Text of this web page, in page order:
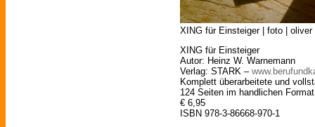
XING für Einsteiger | foto | oliver
XING für Einsteiger
Autor: Heinz W. Warnemann
Verlag: STARK –
Komplett überarbeitete und
124 Seiten im handlichen
€ 6,95
ISBN 978-3-86668-970-1